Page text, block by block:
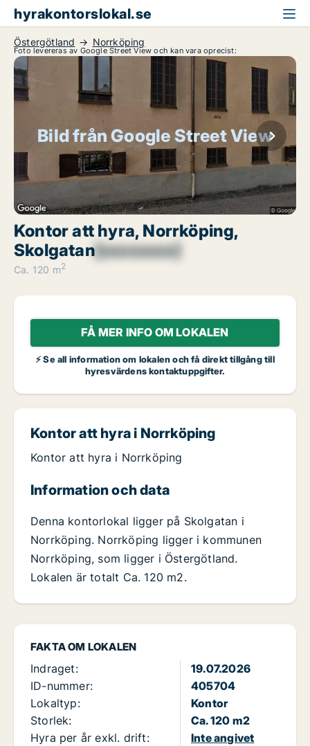
hyrakontorslokal.se
Östergötland Norrköping
Foto levereras av Google Street View och kan vara oprecist:
Bild från Google Street View
Kontor att hyra, Norrköping,
Skolgatan[xxxxxxxx]
Ca. 120 m2
FÅ MER INFO OM LOKALEN
⚡ Se all information om lokalen och få direkt tillgång till
hyresvärdens kontaktuppgifter.
FAKTA OM LOKALEN
Indraget:
19.07.2026
ID-nummer:
405704
Lokaltyp:
Kontor
Storlek:
Ca. 120 m2
Hyra per år exkl. drift:
Inte angivet
Kontor att hyra i Norrköping
Kontor att hyra i Norrköping
Information och data
Denna kontorlokal ligger på Skolgatan i
Norrköping. Norrköping ligger i kommunen
Norrköping, som ligger i Östergötland.
Lokalen är totalt Ca. 120 m2.